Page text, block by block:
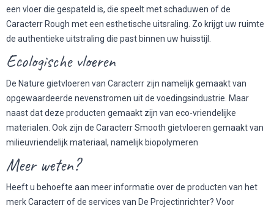
een vloer die gespateld is, die speelt met schaduwen of de
Caracterr Rough met een esthetische uitsraling. Zo krijgt uw ruimte
de authentieke uitstraling die past binnen uw huisstijl.
Ecologische vloeren
De Nature gietvloeren van Caracterr zijn namelijk gemaakt van
opgewaardeerde nevenstromen uit de voedingsindustrie. Maar
naast dat deze producten gemaakt zijn van eco-vriendelijke
materialen. Ook zijn de Caracterr Smooth gietvloeren gemaakt van
milieuvriendelijk materiaal, namelijk biopolymeren
Meer weten?
Heeft u behoefte aan meer informatie over de producten van het
merk Caracterr of de services van De Projectinrichter? Voor